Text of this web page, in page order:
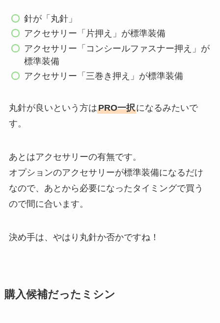
針が「丸針」
アクセサリー「片押え」が標準装備
アクセサリー「コンシールファスナー押え」が
標準装備
アクセサリー「三巻き押え」が標準装備
丸針が良いという方はPRO一択になるみたいで
す。
あとはアクセサリーの有無です。
オプションのアクセサリーが標準装備になるだけ
なので、あとから必要になったタイミングで買う
ので間に合います。
決め手は、やはり丸針か否かですね！
購入候補だったミシン